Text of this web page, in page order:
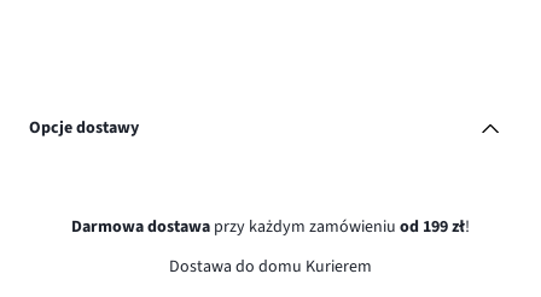
Opcje dostawy
Darmowa dostawa przy każdym zamówieniu od 199 zł!
Dostawa do domu Kurierem